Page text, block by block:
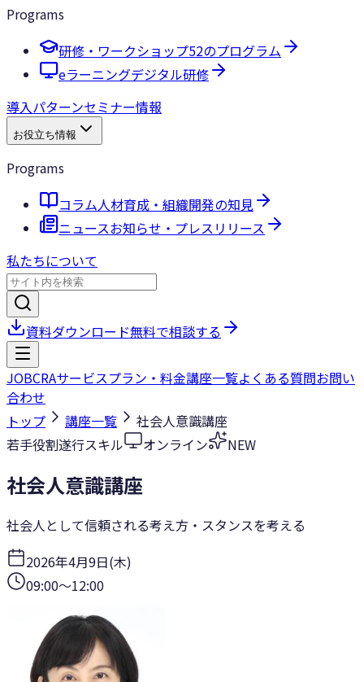
Programs
研修・ワークショップ52のプログラム
eラーニングデジタル研修
導入パターンセミナー情報
お役立ち情報
Programs
コラム人材育成・組織開発の知見
ニュースお知らせ・プレスリリース
私たちについて
資料ダウンロード無料で相談する
JOBCRAサービスプラン・料金講座一覧よくある質問お問い
合わせ
トップ
講座一覧
社会人意識講座
若手役割遂行スキル オンライン NEW
社会人意識講座
社会人として信頼される考え方・スタンスを考える
2026年4月9日(木)
09:00〜12:00